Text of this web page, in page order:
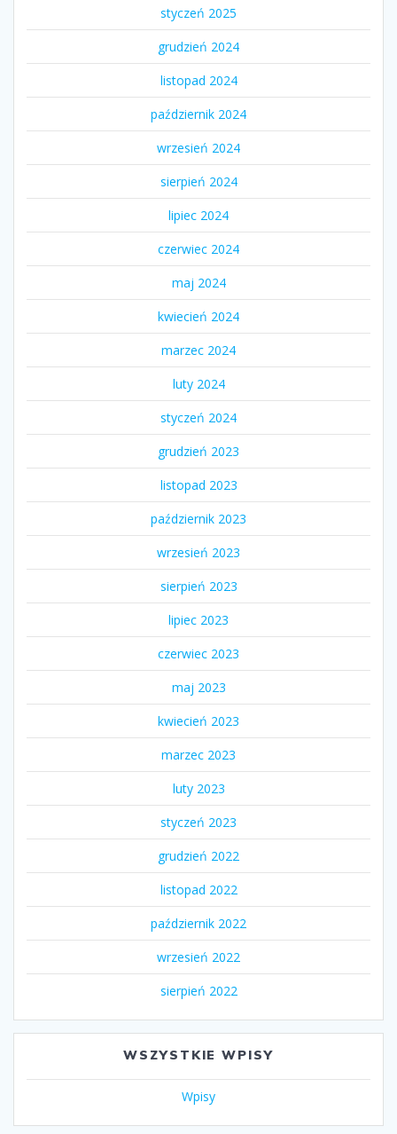
styczeń 2025
grudzień 2024
listopad 2024
październik 2024
wrzesień 2024
sierpień 2024
lipiec 2024
czerwiec 2024
maj 2024
kwiecień 2024
marzec 2024
luty 2024
styczeń 2024
grudzień 2023
listopad 2023
październik 2023
wrzesień 2023
sierpień 2023
lipiec 2023
czerwiec 2023
maj 2023
kwiecień 2023
marzec 2023
luty 2023
styczeń 2023
grudzień 2022
listopad 2022
październik 2022
wrzesień 2022
sierpień 2022
WSZYSTKIE WPISY
Wpisy